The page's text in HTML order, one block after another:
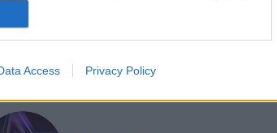
related to security, including
and other user protection.
Access Privacy Policy